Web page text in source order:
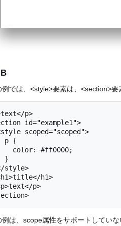
例では、<style>要素は、<section>
p>
id="example1">
例は、scope属性をサポートしてい